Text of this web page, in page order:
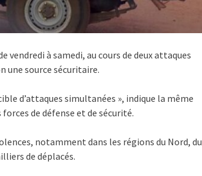
à samedi, au cours de deux attaques
une source sécuritaire.
d’attaques simultanées », indique la même
de défense et de sécurité.
notamment dans les régions du Nord, du
de déplacés.